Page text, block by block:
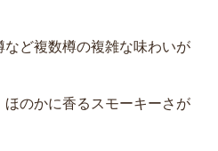
など複数樽の複雑な味わいが
のかに香るスモーキーさが